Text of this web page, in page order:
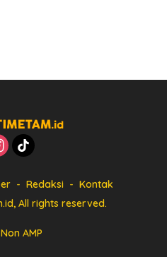
Redaksi
Kontak
All rights reserved.
AMP